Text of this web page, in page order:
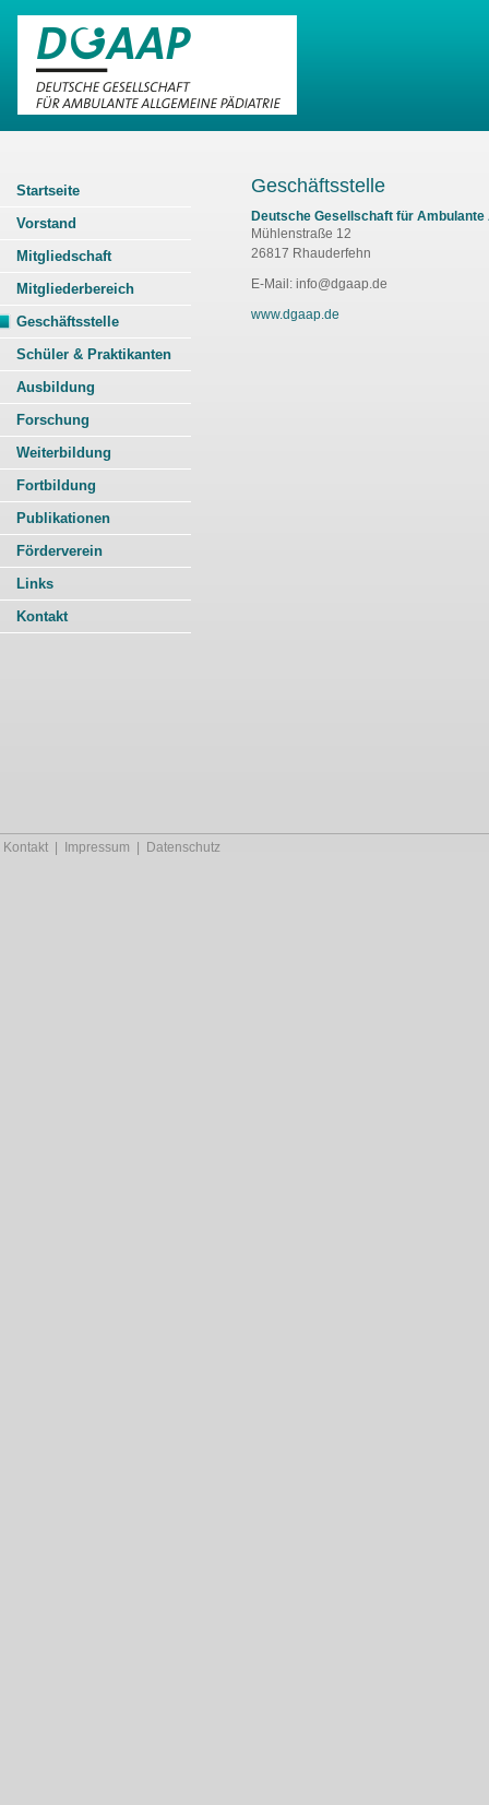
Startseite
Vorstand
Mitgliedschaft
Mitgliederbereich
Geschäftsstelle
Schüler & Praktikanten
Ausbildung
Forschung
Weiterbildung
Fortbildung
Publikationen
Förderverein
Links
Kontakt
Geschäftsstelle
Deutsche Gesellschaft für Ambulante
Mühlenstraße 12
26817 Rhauderfehn
E-Mail: info@dgaap.de
www.dgaap.de
Kontakt Impressum Datenschutz